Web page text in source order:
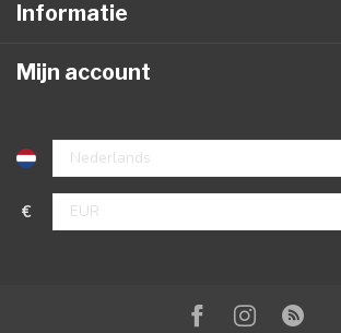
Informatie
Mijn account
€